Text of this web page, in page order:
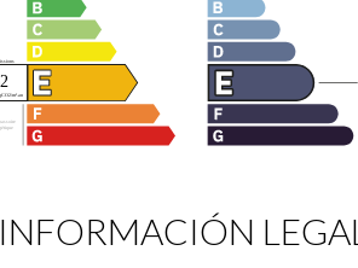
INFORMACIÓN LEGAL